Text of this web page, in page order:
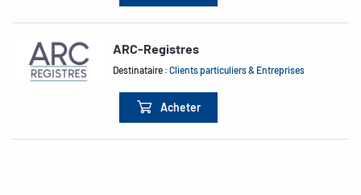
ARC-Registres
Destinataire :Clients particuliers & Entreprises
Acheter